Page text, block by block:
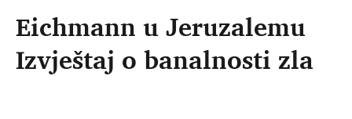
Eichmann u Jeruzalemu
Izvještaj o banalnosti zla